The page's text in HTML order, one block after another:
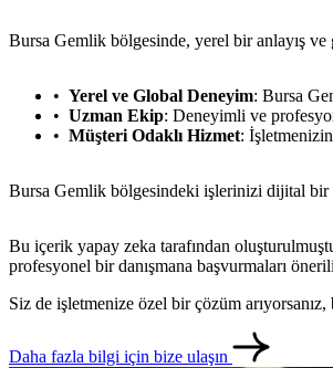
Bursa Gemlik bölgesinde, yerel bir anlayış
Yerel ve Global Deneyim: Bursa
Uzman Ekip: Deneyimli ve
Müşteri Odaklı Hizmet:
Bursa Gemlik bölgesindeki işlerinizi dijital bir
Bu içerik yapay zeka tarafından
profesyonel bir danışmana başvurmaları
Siz de işletmenize özel bir çözüm
Daha fazla bilgi için bize ulaşın